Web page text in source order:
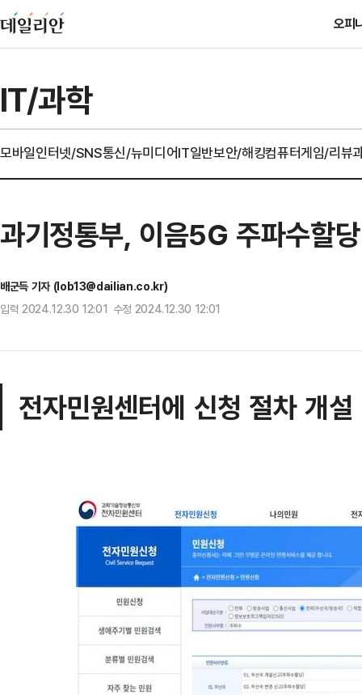
오피
IT/과학
모바일인터넷/SNS통신/뉴미디어IT일반보안/해킹컴퓨터게임/리뷰
과기정통부, 이음5G 주파수할
배군득 기자 (lob13@dailian.co.kr)
입력 2024.12.30 12:01 수정 2024.12.30 12:01
전자민원센터에 신청 절차 개설